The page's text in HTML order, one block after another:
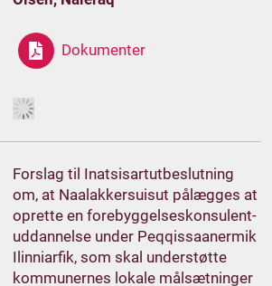
Dokumenter
Forslag til Inatsisartutbeslutning
om, at Naalakkersuisut pålægges at
oprette en forebyggelseskonsulent-
uddannelse under Peqqissaanermik
Ilinniarfik, som skal understøtte
kommunernes lokale målsætninger